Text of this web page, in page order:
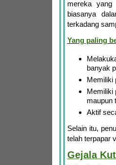
mereka
biasanya
terkadang
Yang paling
banyak
Memiliki
Memiliki
maupun
Aktif
Selain itu,
telah terpapar
Gejala